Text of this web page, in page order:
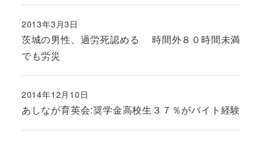
茨城の男性、過労死認める 時間外８０時間未満
でも労災
投稿日
2013年3月3日
あしなが育英会:奨学金高校生３７％がバイト経験
投稿日
2014年12月10日